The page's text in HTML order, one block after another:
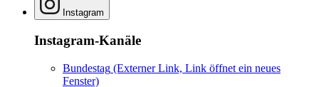
Instagram
Instagram-Kanäle
Bundestag (Externer Link, Link öffnet ein neues
Fenster)